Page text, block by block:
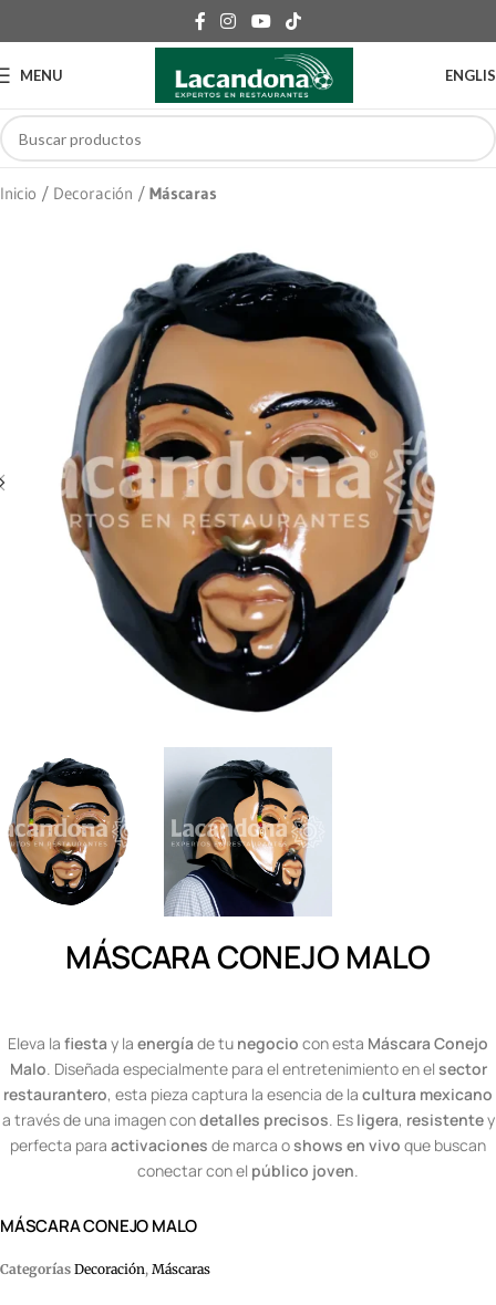
MENU
Inicio Decoración Máscaras
MÁSCARA CONEJO MALO
Eleva la fiesta y la energía de tu negocio con esta Máscara Conejo
Malo . Diseñada especialmente para el entretenimiento en el sector
restaurantero, esta pieza captura la esencia de la cultura mexicano
a través de una imagen condetalles precisos . Es ligera, resistentey
perfecta para activaciones de marca oshows en vivo que buscan
conectar con el público joven
MÁSCARA CONEJO MALO
Categorías Decoración, Máscaras